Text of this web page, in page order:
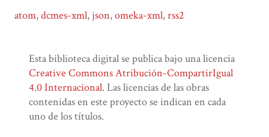
atom,dcmes-xml, json,omeka-xml,rss2
Esta biblioteca digital se publica bajo una licencia
Creative Commons Atribución-CompartirIgual
4.0 Internacional. Las licencias de las obras
contenidas en este proyecto se indican en cada
uno de los títulos.